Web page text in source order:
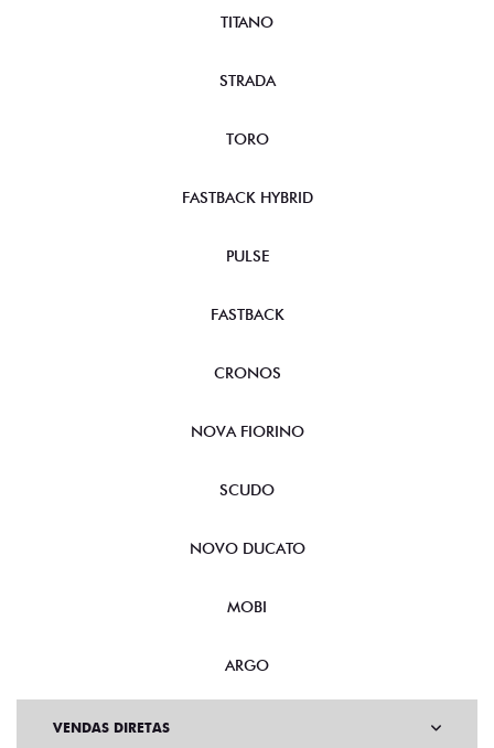
TITANO
STRADA
TORO
FASTBACK HYBRID
PULSE
FASTBACK
CRONOS
NOVA FIORINO
SCUDO
NOVO DUCATO
MOBI
ARGO
VENDAS DIRETAS